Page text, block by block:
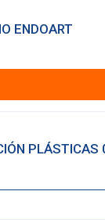
ENDOART